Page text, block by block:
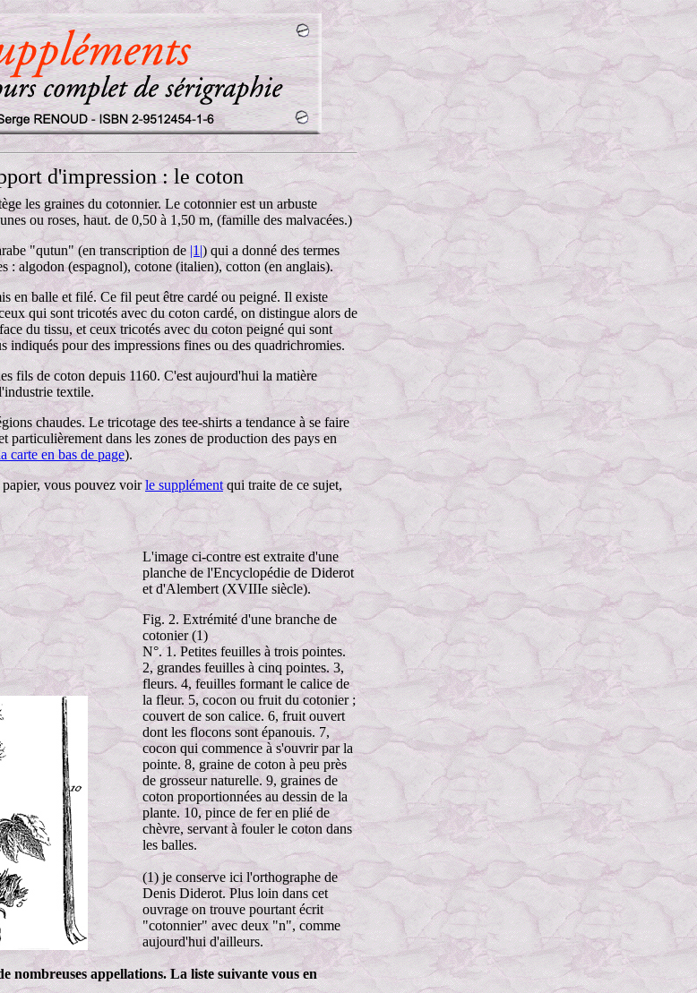
d'impression : le coton
les graines du cotonnier. Le cotonnier est un arbuste
ou roses, haut. de 0,50 à 1,50 m, (famille des malvacées.)
"qutun" (en transcription de|1|) qui a donné des termes
: algodon (espagnol), cotone (italien), cotton (en anglais).
en balle et filé. Ce fil peut être cardé ou peigné. Il existe
qui sont tricotés avec du coton cardé, on distingue alors de
du tissu, et ceux tricotés avec du coton peigné qui sont
indiqués pour des impressions fines ou des quadrichromies.
fils de coton depuis 1160. C'est aujourd'hui la matière
textile.
chaudes. Le tricotage des tee-shirts a tendance à se faire
particulièrement dans les zones de production des pays en
carte en bas de page).
vous pouvez voirle supplémentqui traite de ce sujet,
L'image ci-contre est extraite d'une
planche de l'Encyclopédie de Diderot
et d'Alembert (XVIIIe siècle).
Fig. 2. Extrémité d'une branche de
cotonier (1)
N°. 1. Petites feuilles à trois pointes.
2, grandes feuilles à cinq pointes. 3,
fleurs. 4, feuilles formant le calice de
la fleur. 5, cocon ou fruit du cotonier ;
couvert de son calice. 6, fruit ouvert
dont les flocons sont épanouis. 7,
cocon qui commence à s'ouvrir par la
pointe. 8, graine de coton à peu près
de grosseur naturelle. 9, graines de
coton proportionnées au dessin de la
plante. 10, pince de fer en plié de
chèvre, servant à fouler le coton dans
les balles.
(1) je conserve ici l'orthographe de
Denis Diderot. Plus loin dans cet
ouvrage on trouve pourtant écrit
"cotonnier" avec deux "n", comme
aujourd'hui d'ailleurs.
nombreuses appellations. La liste suivante vous en